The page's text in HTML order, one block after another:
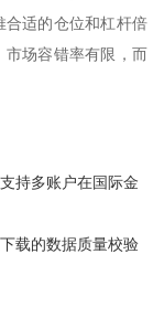
合适的仓位和杠杆倍
市场容错率有限，而
持多账户在国际金
载的数据质量校验